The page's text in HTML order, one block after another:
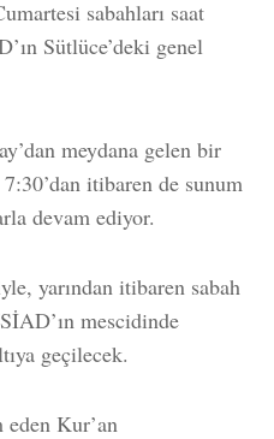
sabahları saat
Sütlüce’deki genel
meydana gelen bir
itibaren de sunum
devam ediyor.
yarından itibaren sabah
mescidinde
geçilecek.
eden Kur’an